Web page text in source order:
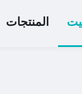
المنتجات